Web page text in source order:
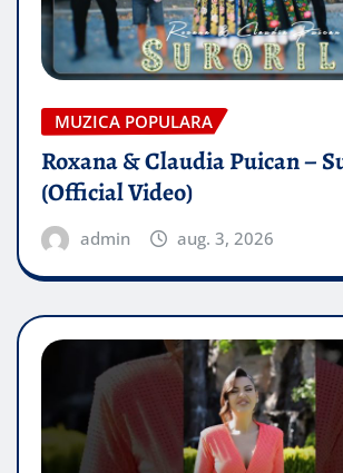
MUZICA POPULARA
Roxana & Claudia Puican –
(Official Video)
admin aug. 3, 2026